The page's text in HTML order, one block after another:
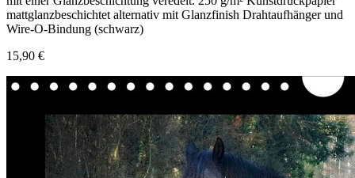
mattglanzbeschichtet alternativ mit Glanzfinish Drahtaufhänger und
Wire-O-Bindung (schwarz)
15,90 €